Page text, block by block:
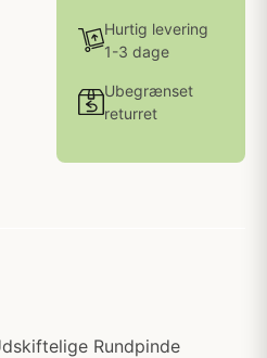
Hurtig levering
1-3 dage
Ubegrænset
returret
Rundpinde